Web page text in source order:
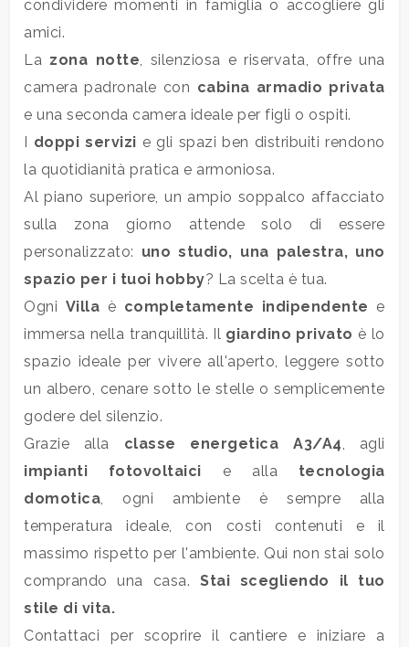
condividere momenti in famiglia o accogliere gli
amici.
La zona notte, silenziosa e riservata, offre una
camera padronale con cabina armadio privata
e una seconda camera ideale per figli o ospiti.
I doppi servizi e gli spazi ben distribuiti rendono
la quotidianità pratica e armoniosa.
Al piano superiore, un ampio soppalco affacciato
sulla zona giorno attende solo di essere
personalizzato: uno studio, una palestra, uno
spazio per i tuoi hobby? La scelta è tua.
Ogni Villa è completamente indipendente e
immersa nella tranquillità. Il giardino privato è lo
spazio ideale per vivere all'aperto, leggere sotto
un albero, cenare sotto le stelle o semplicemente
godere del silenzio.
Grazie alla classe energetica A3/A4, agli
impianti fotovoltaici e alla tecnologia
domotica, ogni ambiente è sempre alla
temperatura ideale, con costi contenuti e il
massimo rispetto per l'ambiente. Qui non stai solo
comprando una casa. Stai scegliendo il tuo
stile di vita.
Contattaci per scoprire il cantiere e iniziare a
5
5+
minimi
Qualsiasi
1
2
3
4
5
5+
Camere
minime